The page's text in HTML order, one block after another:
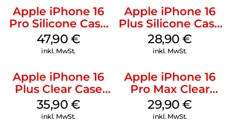
Apple iPhone 16
Pro Silicone Case
MagSafe Denim
47,90 €
inkl. MwSt.
Apple iPhone 16
Plus Silicone Case
MagSafe Black
28,90€
inkl. MwSt.
Apple iPhone 16
Plus Clear Case
MagSafe
Transparent
35,90 €
inkl. MwSt.
Apple iPhone 16
Pro Max Clear
Case MagSafe
Transparent
29,90€
inkl. MwSt.